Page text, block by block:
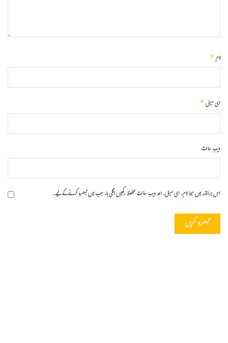
نام*
ای میل*
ویب‌ سائٹ
اس براؤزر میں میرا نام، ای میل، اور ویب سائٹ محفوظ رکھیں اگلی بار جب میں تبصرہ کرنے کےلیے۔